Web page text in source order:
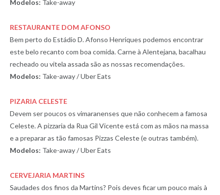
Modelos: Take-away
RESTAURANTE DOM AFONSO
Bem perto do Estádio D. Afonso Henriques podemos encontrar
este belo recanto com boa comida. Carne à Alentejana, bacalhau
recheado ou vitela assada são as nossas recomendações.
Modelos: Take-away / Uber Eats
PIZARIA CELESTE
Devem ser poucos os vimaranenses que não conhecem a famosa
Celeste. A pizzaria da Rua Gil Vicente está com as mãos na massa
e a preparar as tão famosas Pizzas Celeste (e outras também).
Modelos: Take-away / Uber Eats
CERVEJARIA MARTINS
Saudades dos finos da Martins? Pois deves ficar um pouco mais à